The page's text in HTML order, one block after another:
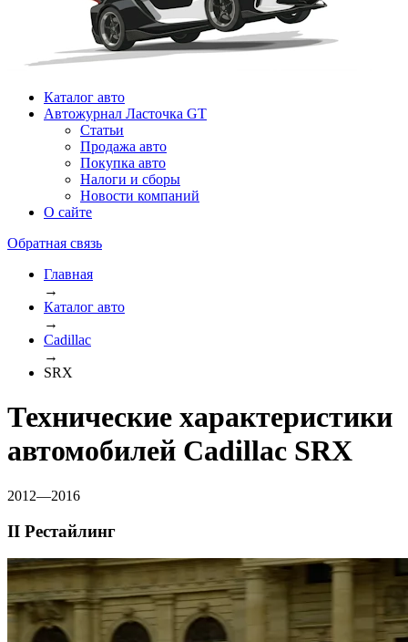
Каталог авто
Автожурнал Ласточка GT
Статьи
Продажа авто
Покупка авто
Налоги и сборы
Новости компаний
О сайте
Обратная связь
Главная
→
Каталог авто
→
Cadillac
→
SRX
Технические характеристики
автомобилей Cadillac SRX
2012—2016
II Рестайлинг